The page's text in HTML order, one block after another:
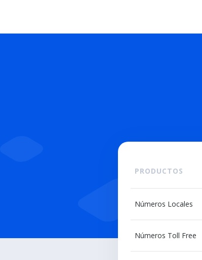
PRODUCTOS
Números Locales
Números Toll Free